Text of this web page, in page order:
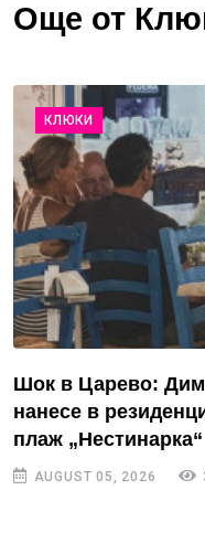
Още от
КЛЮКИ
Шок в Царево:
нанесе в
плаж „Нестинарка“
AUGUST 05, 2026